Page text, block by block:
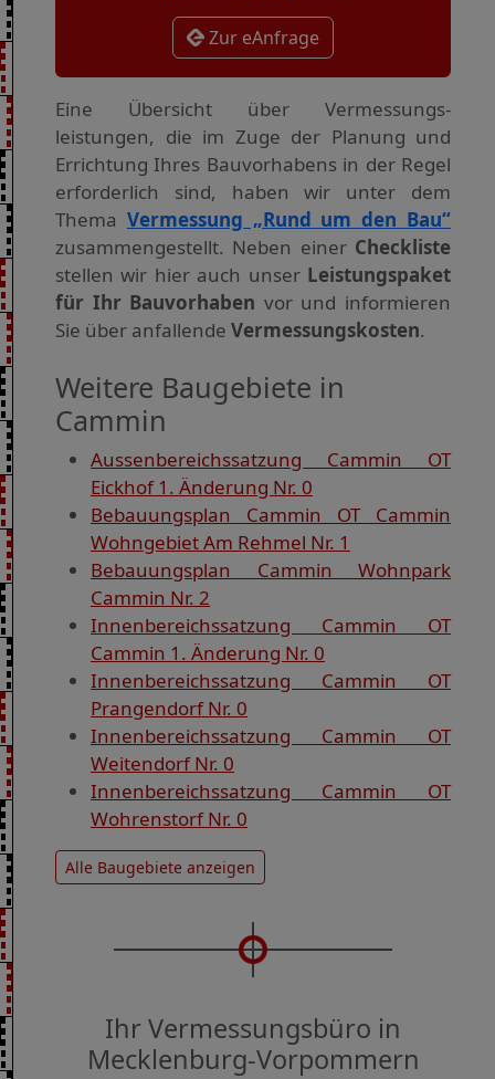
Zur eAnfrage
Eine Übersicht über Vermessungs­
leistungen, die im Zuge der Planung und
Errichtung Ihres Bauvorhabens in der Regel
erforderlich sind, haben wir unter dem
Thema Vermessung „Rund um den Bau“
zusammengestellt. Neben einer Checkliste
stellen wir hier auch unser Leistungspaket
für Ihr Bauvorhaben vor und informieren
Sie über anfallende Vermessungskosten.
Weitere Baugebiete in
Cammin
Aussenbereichssatzung Cammin OT
Eickhof 1. Änderung Nr. 0
Bebauungsplan Cammin OT Cammin
Wohngebiet Am Rehmel Nr. 1
Bebauungsplan Cammin Wohnpark
Cammin Nr. 2
Innenbereichssatzung Cammin OT
Cammin 1. Änderung Nr. 0
Innenbereichssatzung Cammin OT
Prangendorf Nr. 0
Innenbereichssatzung Cammin OT
Weitendorf Nr. 0
Innenbereichssatzung Cammin OT
Wohrenstorf Nr. 0
Alle Baugebiete anzeigen
Ihr Vermessungsbüro in
Mecklenburg-Vorpommern